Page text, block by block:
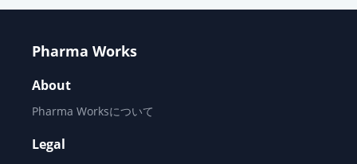
オロパタジン塩酸塩錠
薬価 10.80 円
オロパタジン塩酸塩OD錠
2.5mg「明治」
Pharma Works
About
Pharma Worksについて
Legal